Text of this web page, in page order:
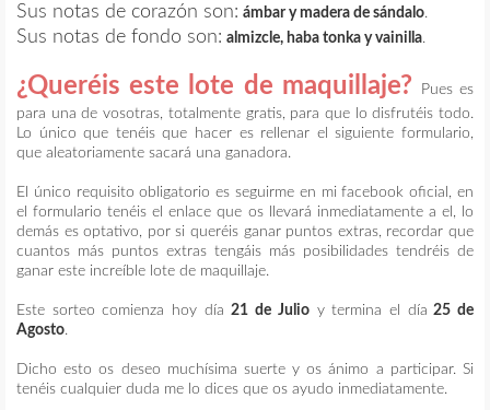
Sus notas de corazón son: ámbar y madera de sándalo.
Sus notas de fondo son: almizcle, haba tonka y vainilla.
¿Queréis este lote de maquillaje?
Pues es
para una de vosotras, totalmente gratis, para que lo disfrutéis todo.
Lo único que tenéis que hacer es rellenar el siguiente formulario,
que aleatoriamente sacará una ganadora.
El único requisito obligatorio es seguirme en mi facebook oficial, en
el formulario tenéis el enlace que os llevará inmediatamente a el, lo
demás es optativo, por si queréis ganar puntos extras, recordar que
cuantos más puntos extras tengáis más posibilidades tendréis de
ganar este increíble lote de maquillaje.
Este sorteo comienza hoy día21 de Julioy termina el día 25 de
Agosto.
Dicho esto os deseo muchísima suerte y os ánimo a participar. Si
tenéis cualquier duda me lo dices que os ayudo inmediatamente.